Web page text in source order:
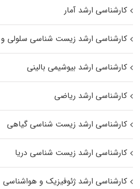
کارشناسی ارشد آمار
کارشناسی ارشد زیست شناسی سلولی و
کارشناسی ارشد بیوشیمی بالینی
کارشناسی ارشد ریاضی
کارشناسی ارشد زیست‌ شناسی گیاهی
کارشناسی ارشد زیست‌ شناسی دریا
کارشناسی ارشد ژئوفیزیک و هواشناسی